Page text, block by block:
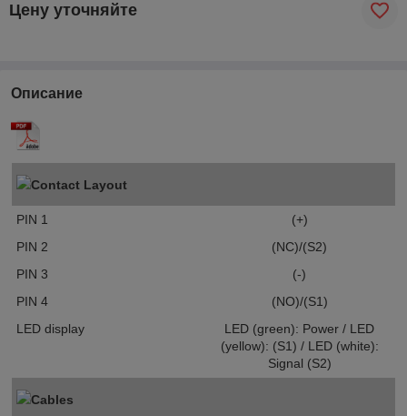
Цену уточняйте
Описание
Contact Layout
PIN 1
(+)
PIN 2
(NC)/(S2)
PIN 3
(-)
PIN 4
(NO)/(S1)
LED display
LED (green): Power / LED
(yellow): (S1) / LED (white):
Signal (S2)
Cables